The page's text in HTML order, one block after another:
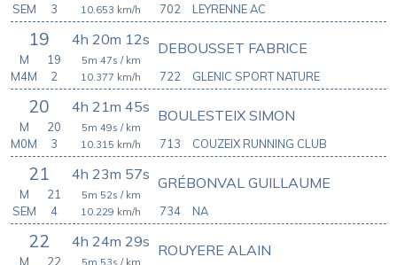
702
10.653 km/h
SEM
3 LEYRENNE AC
19 4h 20m 12s
722
DEBOUSSET FABRICE
5m 47s / km
10.377 km/h
M
19
M4M
2 GLENIC SPORT NATURE
20 4h 21m 45s
713
BOULESTEIX SIMON
5m 49s / km
10.315 km/h
M
20
M0M
3 COUZEIX RUNNING CLUB
21 4h 23m 57s
734
GRÉBONVAL GUILLAUME
5m 52s / km
10.229 km/h
M
21
SEM
4 NA
22 4h 24m 29s ROUYERE ALAIN
5m 53s / km
M
22